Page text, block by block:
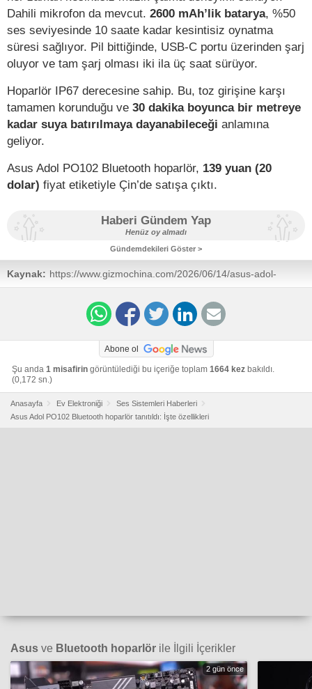
Dahili mikrofon da mevcut. 2600 mAh’lik batarya, %50
ses seviyesinde 10 saate kadar kesintisiz oynatma
süresi sağlıyor. Pil bittiğinde, USB-C portu üzerinden şarj
oluyor ve tam şarj olması iki ila üç saat sürüyor.
Hoparlör IP67 derecesine sahip. Bu, toz girişine karşı
tamamen korunduğu ve 30 dakika boyunca bir metreye
kadar suya batırılmaya dayanabileceği anlamına
geliyor.
Asus Adol PO102 Bluetooth hoparlör, 139 yuan (20
dolar) fiyat etiketiyle Çin’de satışa çıktı.
Haberi Gündem Yap
Henüz oy almadı
Gündemdekileri Göster >
Kaynak: https://www.gizmochina.com/2026/06/14/asus-adol-
po102-portable-bluetooth-speaker-launched-specs-price/
Abone ol
Şu anda 1 misafirin görüntülediği bu içeriğe toplam 1664 kez bakıldı.
(0,172 sn.)
Anasayfa Ev Elektroniği
Ses Sistemleri Haberleri
Asus Adol PO102 Bluetooth hoparlör tanıtıldı: İşte özellikleri
Asus ve Bluetooth hoparlör ile İlgili İçerikler
2 gün önce